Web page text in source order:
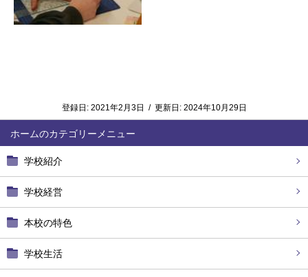
ホーム
学校紹介
学校経営
本校の特色
学校生活
登録日: 2021年2月3日 / 更新日: 2024年10月29日